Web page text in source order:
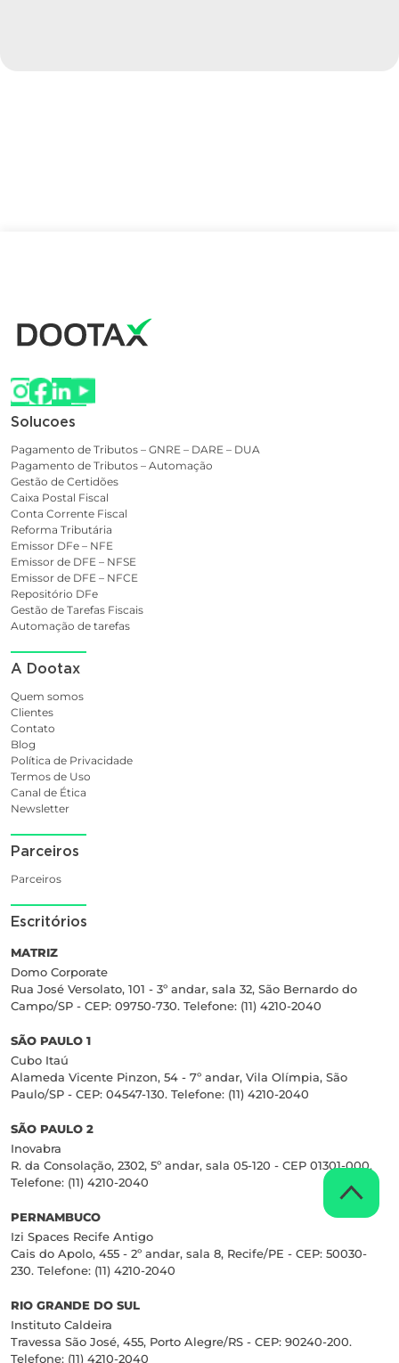
Solucoes
Pagamento de Tributos – GNRE – DARE – DUA
Pagamento de Tributos – Automação
Gestão de Certidões
Caixa Postal Fiscal
Conta Corrente Fiscal
Reforma Tributária
Emissor DFe – NFE
Emissor de DFE – NFSE
Emissor de DFE – NFCE
Repositório DFe
Gestão de Tarefas Fiscais
Automação de tarefas
A Dootax
Quem somos
Clientes
Contato
Blog
Política de Privacidade
Termos de Uso
Canal de Ética
Newsletter
Parceiros
Parceiros
Escritórios
MATRIZ
Domo Corporate
Rua José Versolato, 101 - 3º andar, sala 32, São Bernardo do
Campo/SP - CEP: 09750-730. Telefone: (11) 4210-2040
SÃO PAULO 1
Cubo Itaú
Alameda Vicente Pinzon, 54 - 7º andar, Vila Olímpia, São
Paulo/SP - CEP: 04547-130. Telefone: (11) 4210-2040
SÃO PAULO 2
Inovabra
R. da Consolação, 2302, 5º andar, sala 05-120 - CEP 01301-000.
Telefone: (11) 4210-2040
PERNAMBUCO
Izi Spaces Recife Antigo
Cais do Apolo, 455 - 2º andar, sala 8, Recife/PE - CEP: 50030-
230. Telefone: (11) 4210-2040
RIO GRANDE DO SUL
Instituto Caldeira
Travessa São José, 455, Porto Alegre/RS - CEP: 90240-200.
Telefone: (11) 4210-2040